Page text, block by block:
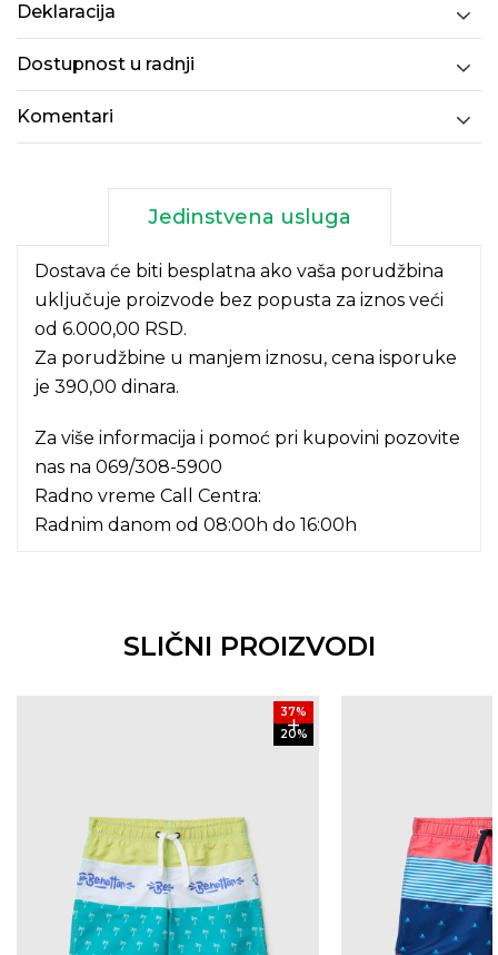
Deklaracija
Dostupnost u radnji
Komentari
Jedinstvena usluga
Dostava će biti besplatna ako vaša porudžbina
uključuje proizvode bez popusta za iznos veći
od 6.000,00 RSD.
Za porudžbine u manjem iznosu, cena isporuke
je 390,00 dinara.
Za više informacija i pomoć pri kupovini pozovite
nas na 069/308-5900
Radno vreme Call Centra:
Radnim danom od 08:00h do 16:00h
SLIČNI PROIZVODI
37%
20%